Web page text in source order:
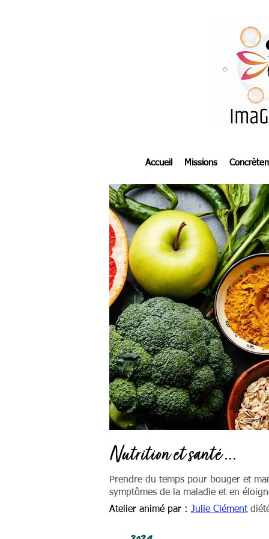
Accueil Missions
Nutrition et santé ...
Prendre du temps pour bouger et
symptômes de la maladie et en
Atelier animé par : Julie Clément